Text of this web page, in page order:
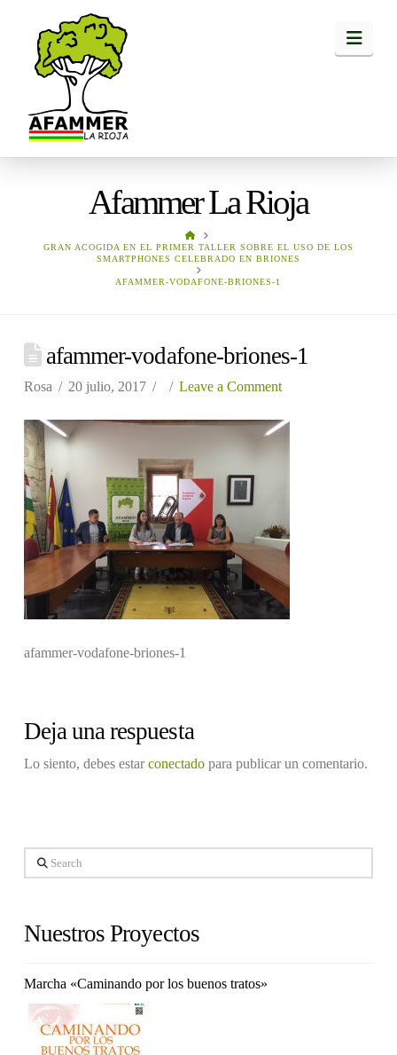
Afammer La Rioja
HOME
GRAN ACOGIDA EN EL PRIMER TALLER SOBRE EL USO DE LOS
SMARTPHONES CELEBRADO EN BRIONES
AFAMMER-VODAFONE-BRIONES-1
afammer-vodafone-briones-1
Rosa 20 julio, 2017 Leave a Comment
afammer-vodafone-briones-1
Deja una respuesta
Lo siento, debes estarconectadopara publicar un comentario.
Search
Nuestros Proyectos
Marcha «Caminando por los buenos tratos»